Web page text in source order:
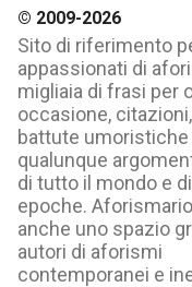
© 2009-2026
Sito di riferimento
appassionati di
migliaia di frasi per
occasione,
battute umoristiche
qualunque
di tutto il mondo e
epoche.
anche uno spazio
autori di aforismi
contemporanei e